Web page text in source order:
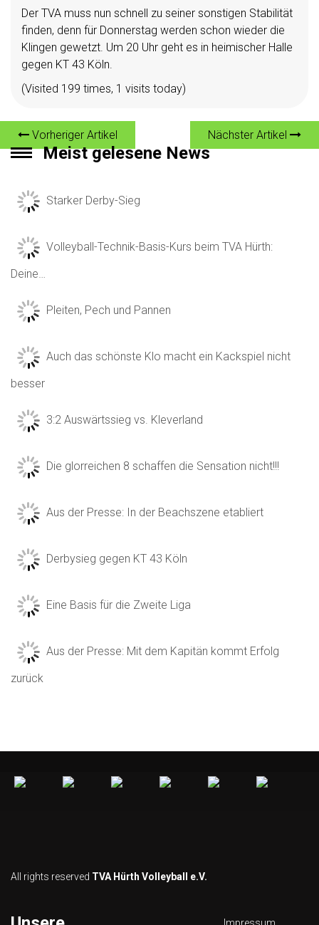
Der TVA muss nun schnell zu seiner sonstigen Stabilität
finden, denn für Donnerstag werden schon wieder die
Klingen gewetzt. Um 20 Uhr geht es in heimischer Halle
gegen KT 43 Köln.
(Visited 199 times, 1 visits today)
Vorheriger Artikel Nächster Artikel
Meist gelesene News
Starker Derby-Sieg
Volleyball-Technik-Basis-Kurs beim TVA Hürth:
Deine…
Pleiten, Pech und Pannen
Auch das schönste Klo macht ein Kackspiel nicht
besser
3:2 Auswärtssieg vs. Kleverland
Die glorreichen 8 schaffen die Sensation nicht!!!
Aus der Presse: In der Beachszene etabliert
Derbysieg gegen KT 43 Köln
Eine Basis für die Zweite Liga
Aus der Presse: Mit dem Kapitän kommt Erfolg
zurück
All rights reserved TVA Hürth Volleyball e.V.